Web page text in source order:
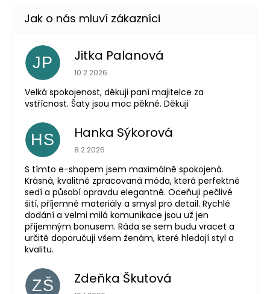
JP Jitka Palanová
Hodnocení obchodu je 5 z 5 hvězdiček.
10.2.2026
Velká spokojenost, děkuji paní majitelce za
vstřícnost. Šaty jsou moc pěkné. Děkuji
HS Hanka Sýkorová
Hodnocení obchodu je 5 z 5 hvězdiček.
8.2.2026
S tímto e-shopem jsem maximálně spokojená.
Krásná, kvalitně zpracovaná móda, která perfektně
sedí a působí opravdu elegantně. Oceňuji pečlivé
šití, příjemné materiály a smysl pro detail. Rychlé
dodání a velmi milá komunikace jsou už jen
příjemným bonusem. Ráda se sem budu vracet a
určitě doporučuji všem ženám, které hledají styl a
kvalitu.
ZŠ Zdeňka Škutová